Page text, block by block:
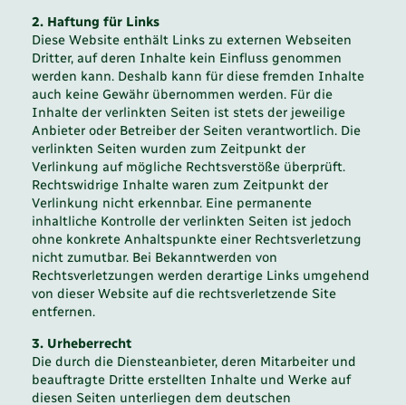
2. Haftung für Links
Diese Website enthält Links zu externen Webseiten
Dritter, auf deren Inhalte kein Einfluss genommen
werden kann. Deshalb kann für diese fremden Inhalte
auch keine Gewähr übernommen werden. Für die
Inhalte der verlinkten Seiten ist stets der jeweilige
Anbieter oder Betreiber der Seiten verantwortlich. Die
verlinkten Seiten wurden zum Zeitpunkt der
Verlinkung auf mögliche Rechtsverstöße überprüft.
Rechtswidrige Inhalte waren zum Zeitpunkt der
Verlinkung nicht erkennbar. Eine permanente
inhaltliche Kontrolle der verlinkten Seiten ist jedoch
ohne konkrete Anhaltspunkte einer Rechtsverletzung
nicht zumutbar. Bei Bekanntwerden von
Rechtsverletzungen werden derartige Links umgehend
von dieser Website auf die rechtsverletzende Site
entfernen.
3. Urheberrecht
Die durch die Diensteanbieter, deren Mitarbeiter und
beauftragte Dritte erstellten Inhalte und Werke auf
diesen Seiten unterliegen dem deutschen